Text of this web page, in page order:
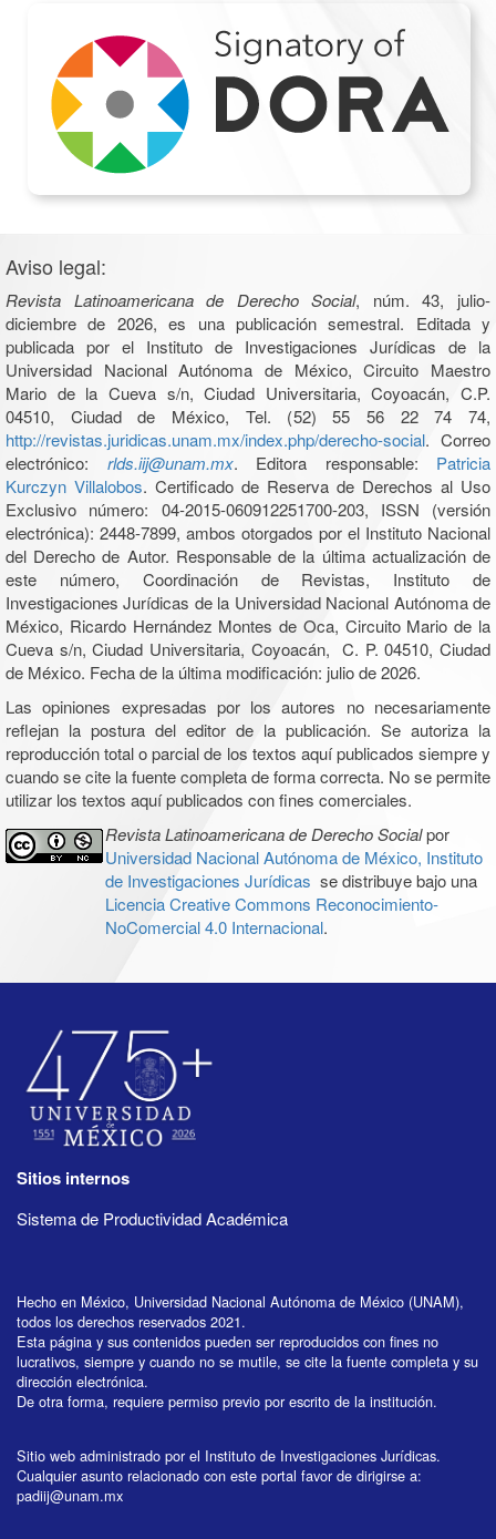
Aviso legal:
Revista Latinoamericana de Derecho Social, núm. 43, julio-
diciembre de 2026, es una publicación semestral. Editada y
publicada por el Instituto de Investigaciones Jurídicas de la
Universidad Nacional Autónoma de México, Circuito Maestro
Mario de la Cueva s/n, Ciudad Universitaria, Coyoacán, C.P.
04510, Ciudad de México, Tel. (52) 55 56 22 74 74,
http://revistas.juridicas.unam.mx/index.php/derecho-social. Correo
electrónico: rlds.iij@unam.mx. Editora responsable: Patricia
Kurczyn Villalobos. Certificado de Reserva de Derechos al Uso
Exclusivo número: 04-2015-060912251700-203, ISSN (versión
electrónica): 2448-7899, ambos otorgados por el Instituto Nacional
del Derecho de Autor. Responsable de la última actualización de
este número, Coordinación de Revistas, Instituto de
Investigaciones Jurídicas de la Universidad Nacional Autónoma de
México, Ricardo Hernández Montes de Oca, Circuito Mario de la
Cueva s/n, Ciudad Universitaria, Coyoacán, C. P. 04510, Ciudad
de México. Fecha de la última modificación: julio de 2026.
Las opiniones expresadas por los autores no necesariamente
reflejan la postura del editor de la publicación. Se autoriza la
reproducción total o parcial de los textos aquí publicados siempre y
cuando se cite la fuente completa de forma correcta. No se permite
utilizar los textos aquí publicados con fines comerciales.
Revista Latinoamericana de Derecho Socialpor
Universidad Nacional Autónoma de México, Instituto
de Investigaciones Jurídicas se distribuye bajo una
Licencia Creative Commons Reconocimiento-
NoComercial 4.0 Internacional.
Sitios internos
Sistema de Productividad Académica
Hecho en México, Universidad Nacional Autónoma de México (UNAM),
todos los derechos reservados 2021.
Esta página y sus contenidos pueden ser reproducidos con fines no
lucrativos, siempre y cuando no se mutile, se cite la fuente completa y su
dirección electrónica.
De otra forma, requiere permiso previo por escrito de la institución.
Sitio web administrado por el Instituto de Investigaciones Jurídicas.
Cualquier asunto relacionado con este portal favor de dirigirse a:
padiij@unam.mx